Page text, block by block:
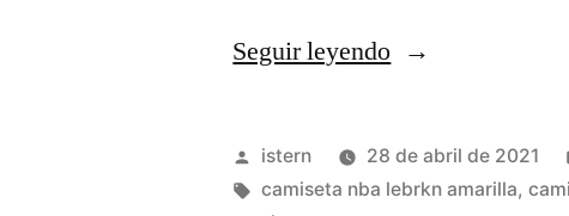
Seguir leyendo«Tienda
de
baloncesto
Publicado
por
istern 28 de abril de 2021
Etiquetas:
camiseta nba lebrkn amarilla,